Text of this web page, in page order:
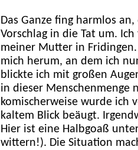
Das Ganze fing harmlos
Vorschlag in die Tat um.
meiner Mutter in
mich herum, an dem ich
blickte ich mit großen
in dieser Menschenmenge
komischerweise wurde ich
kaltem Blick beäugt.
Hier ist eine Halbgoaß
wittern!). Die Situation